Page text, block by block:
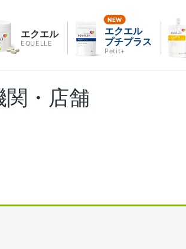
エクエル
EQUELLE
エクエル
プチプラス
Petit+
関・店舗